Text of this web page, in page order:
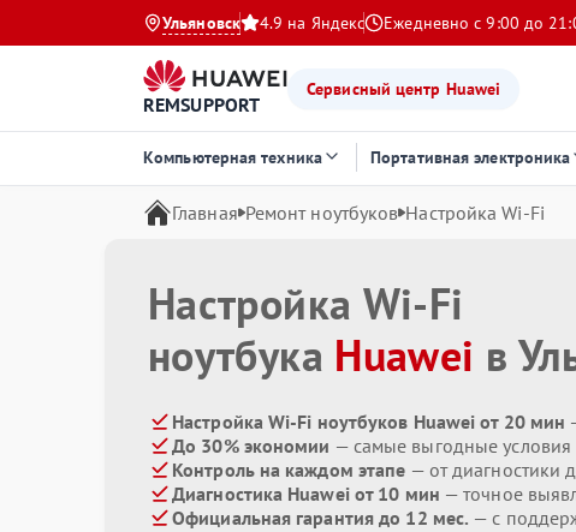
Ульяновск 4.9 на Яндекс Ежедневно с 9:00 до
REMSUPPORT
Сервисный центр Huawei
Компьютерная техника Портативная электроника
Главная Ремонт ноутбуков Настройка Wi-Fi
Настройка Wi-Fi
ноутбука Huawei в
Настройка Wi-Fi ноутбуков Huawei от 20 мин
До 30% экономии — самые выгодные условия
Контроль на каждом этапе — от диагностики
Диагностика Huawei от 10 мин — точное
Официальная гарантия до 12 мес. — с